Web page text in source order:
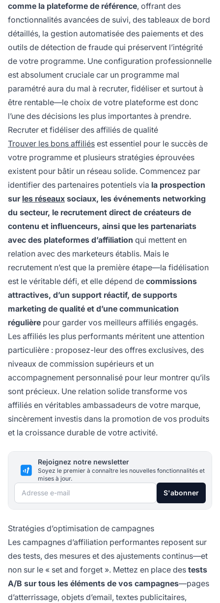
comme la plateforme de référence, offrant des
fonctionnalités avancées de suivi, des tableaux de bord
détaillés, la gestion automatisée des paiements et des
outils de détection de fraude qui préservent l’intégrité
de votre programme. Une configuration professionnelle
est absolument cruciale car un programme mal
paramétré aura du mal à recruter, fidéliser et surtout à
être rentable—le choix de votre plateforme est donc
l’une des décisions les plus importantes à prendre.
Recruter et fidéliser des affiliés de qualité
Trouver les bons affiliés est essentiel pour le succès de
votre programme et plusieurs stratégies éprouvées
existent pour bâtir un réseau solide. Commencez par
identifier des partenaires potentiels via la prospection
sur les réseaux sociaux, les événements networking
du secteur, le recrutement direct de créateurs de
contenu et influenceurs, ainsi que les partenariats
avec des plateformes d’affiliation qui mettent en
relation avec des marketeurs établis. Mais le
recrutement n’est que la première étape—la fidélisation
est le véritable défi, et elle dépend de commissions
attractives, d’un support réactif, de supports
marketing de qualité et d’une communication
régulière pour garder vos meilleurs affiliés engagés.
Les affiliés les plus performants méritent une attention
particulière : proposez-leur des offres exclusives, des
niveaux de commission supérieurs et un
accompagnement personnalisé pour leur montrer qu’ils
sont précieux. Une relation solide transforme vos
affiliés en véritables ambassadeurs de votre marque,
sincèrement investis dans la promotion de vos produits
et la croissance durable de votre activité.
Rejoignez notre newsletter
Soyez le premier à connaître les nouvelles fonctionnalités et
mises à jour.
Adresse e-mail S'abonner
Stratégies d’optimisation de campagnes
Les campagnes d’affiliation performantes reposent sur
des tests, des mesures et des ajustements continus—et
non sur le « set and forget ». Mettez en place des tests
A/B sur tous les éléments de vos campagnes—pages
d’atterrissage, objets d’email, textes publicitaires,